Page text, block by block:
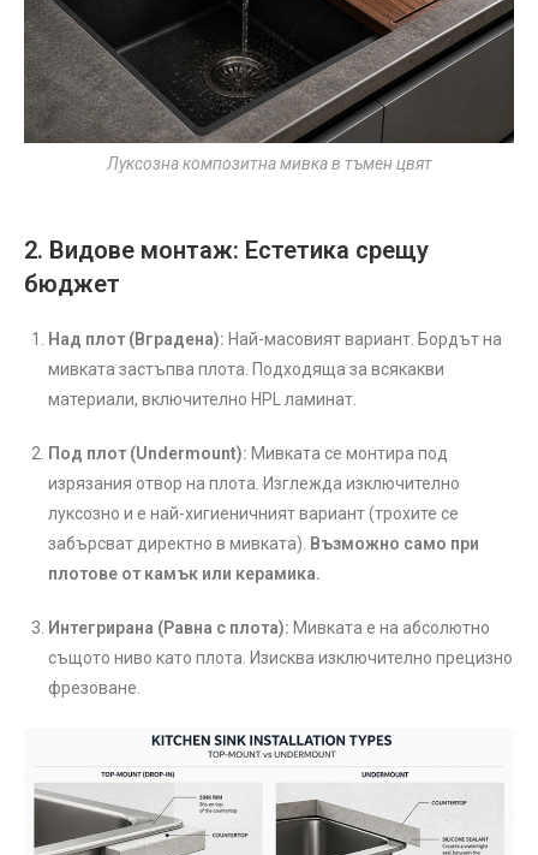
Луксозна композитна мивка в тъмен цвят
2. Видове монтаж: Естетика срещу
бюджет
Над плот (Вградена): Най-масовият вариант. Бордът на
мивката застъпва плота. Подходяща за всякакви
материали, включително HPL ламинат.
Под плот (Undermount): Мивката се монтира под
изрязания отвор на плота. Изглежда изключително
луксозно и е най-хигиеничният вариант (трохите се
забърсват директно в мивката). Възможно само при
плотове от камък или керамика.
Интегрирана (Равна с плота): Мивката е на абсолютно
същото ниво като плота. Изисква изключително прецизно
фрезоване.